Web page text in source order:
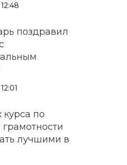
поздравил
по
лучшими в